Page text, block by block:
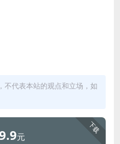
不代表本站的观点和立场，如
下载
元